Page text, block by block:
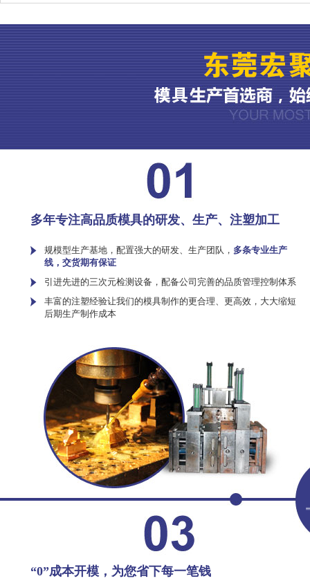
多年专注高品质模具的研发、生产、注塑加工
规模型生产基地，配置强大的研发、生产团队， 多条专业生产
线，交货期有保证
引进先进的三次元检测设备，配备公司完善的品质管理控制体系
丰富的注塑经验让我们的模具制作的更合理、更高效，大大缩短
后期生产制作成本
“0”成本开模，为您省下每一笔钱